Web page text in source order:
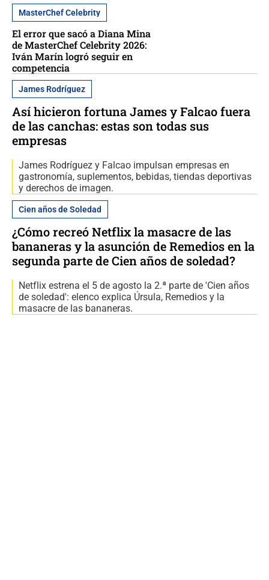
MasterChef Celebrity
El error que sacó a Diana Mina
de MasterChef Celebrity 2026:
Iván Marín logró seguir en
competencia
James Rodríguez
Así hicieron fortuna James y Falcao fuera
de las canchas: estas son todas sus
empresas
James Rodríguez y Falcao impulsan empresas en
gastronomía, suplementos, bebidas, tiendas deportivas
y derechos de imagen.
Cien años de Soledad
¿Cómo recreó Netflix la masacre de las
bananeras y la asunción de Remedios en la
segunda parte de Cien años de soledad?
Netflix estrena el 5 de agosto la 2.ª parte de 'Cien años
de soledad': elenco explica Úrsula, Remedios y la
masacre de las bananeras.